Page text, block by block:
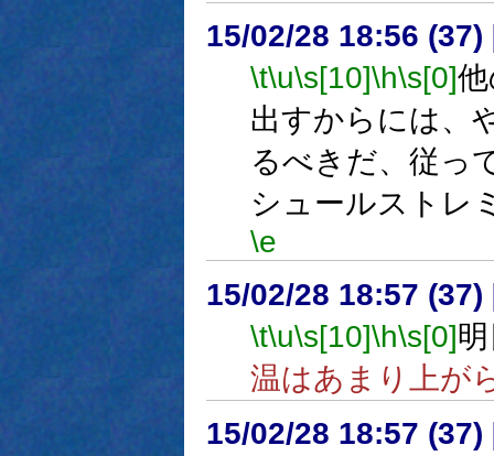
15/02/28 18:56 (37)
\t\u\s[10]\h\s[0]
出すからには、
るべきだ、従っ
シュールストレ
\e
15/02/28 18:57 (37)
\t\u\s[10]\h\s[0]
温はあまり上が
15/02/28 18:57 (37)